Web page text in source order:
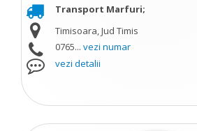
Transport Marfuri;
Timisoara, Jud Timis
0765... vezi numar
vezi detalii